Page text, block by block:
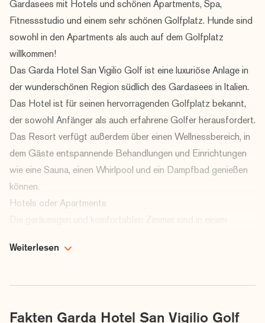
Gardasees mit Hotels und schönen Apartments, Spa,
Fitnessstudio und einem sehr schönen Golfplatz. Hunde sind
sowohl in den Apartments als auch auf dem Golfplatz
willkommen!
Das Garda Hotel San Vigilio Golf ist eine luxuriöse Anlage in
der wunderschönen Region südlich des Gardasees in Italien.
Das Hotel ist für seinen hervorragenden Golfplatz bekannt,
der sowohl Anfänger als auch erfahrene Golfer herausfordert.
Das Resort verfügt außerdem über einen Wellnessbereich, in
dem Gäste entspannende Behandlungen und Einrichtungen
wie eine Sauna, einen Whirlpool und ein Dampfbad genießen
können.
Hotels oder Apartments
gewohnt italienischer Manier etwas einfacher, aber für die
Das Garda Hotel San Vigilio Golf ist das perfekte Reiseziel
Weiterlesen
Fakten Garda Hotel San Vigilio Golf